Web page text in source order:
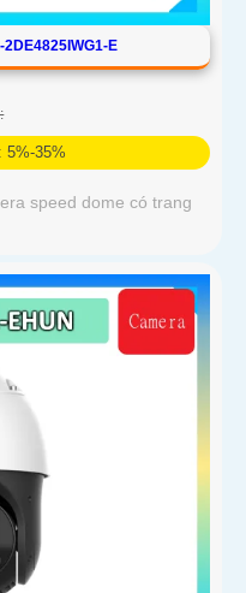
E
5%-35%
speed dome có trang